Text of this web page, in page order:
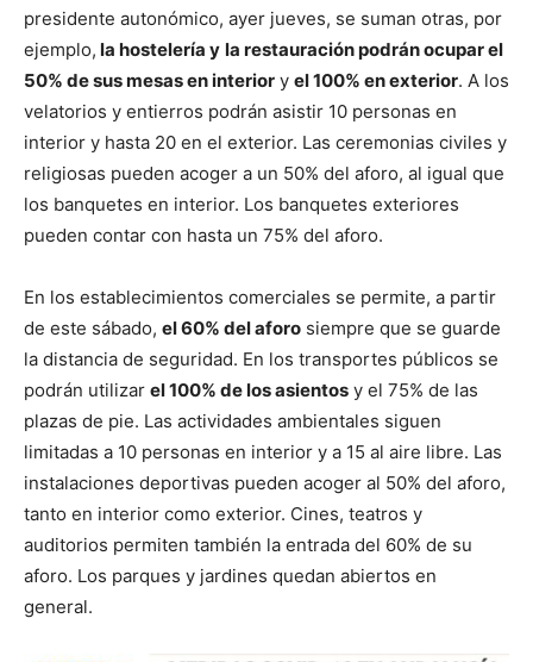
presidente autonómico, ayer jueves, se suman otras, por
ejemplo, la hostelería y la restauración podrán ocupar el
50% de sus mesas en interior y el 100% en exterior. A los
velatorios y entierros podrán asistir 10 personas en
interior y hasta 20 en el exterior. Las ceremonias civiles y
religiosas pueden acoger a un 50% del aforo, al igual que
los banquetes en interior. Los banquetes exteriores
pueden contar con hasta un 75% del aforo.
En los establecimientos comerciales se permite, a partir
de este sábado, el 60% del aforo siempre que se guarde
la distancia de seguridad. En los transportes públicos se
podrán utilizar el 100% de los asientos y el 75% de las
plazas de pie. Las actividades ambientales siguen
limitadas a 10 personas en interior y a 15 al aire libre. Las
instalaciones deportivas pueden acoger al 50% del aforo,
tanto en interior como exterior. Cines, teatros y
auditorios permiten también la entrada del 60% de su
aforo. Los parques y jardines quedan abiertos en
general.